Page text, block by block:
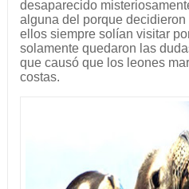
desaparecido
alguna del porque
ellos siempre solían visitar
solamente quedaron las
que causó que los leones
costas.